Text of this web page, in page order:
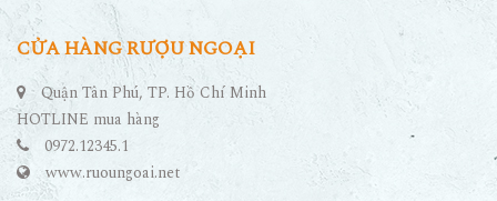
CỬA HÀNG RƯỢU NGOẠI
Quận Tân Phú, TP. Hồ Chí Minh
HOTLINE mua hàng
0972.12345.1
www.ruoungoai.net